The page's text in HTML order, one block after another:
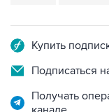
Купить
Подписаться
Получать